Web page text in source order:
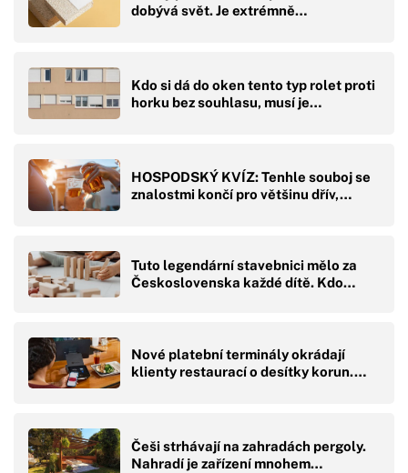
dobývá svět. Je extrémně…
Kdo si dá do oken tento typ rolet proti
horku bez souhlasu, musí je…
HOSPODSKÝ KVÍZ: Tenhle souboj se
znalostmi končí pro většinu dřív,…
Tuto legendární stavebnici mělo za
Československa každé dítě. Kdo…
Nové platební terminály okrádají
klienty restaurací o desítky korun.…
Češi strhávají na zahradách pergoly.
Nahradí je zařízení mnohem…